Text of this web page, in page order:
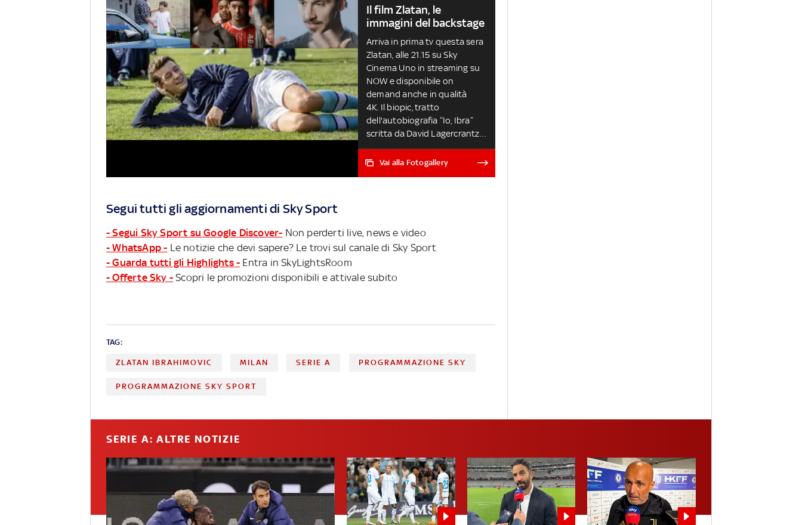
Il film Zlatan, le
immagini del backstage
Arriva in prima tv questa sera
Zlatan, alle 21.15 su Sky
Cinema Uno in streaming su
NOW e disponibile on
demand anche in qualità
4K. Il biopic, tratto
dell'autobiografia “Io, Ibra”
scritta da David Lagercrantz
con Zlatan Ibrahimovic
ZLATAN IL FILM, IL PRIMO
Vai alla Fotogallery
Segui tutti gli aggiornamenti di Sky Sport
- Segui Sky Sport su Google Discover- Non perderti live, news e video
- WhatsApp - Le notizie che devi sapere? Le trovi sul canale di Sky Sport
- Guarda tutti gli Highlights - Entra in SkyLightsRoom
- Offerte Sky - Scopri le promozioni disponibili e attivale subito
TAG:
ZLATAN IBRAHIMOVIC MILAN SERIE A PROGRAMMAZIONE SKY
PROGRAMMAZIONE SKY SPORT
SERIE A: ALTRE NOTIZIE